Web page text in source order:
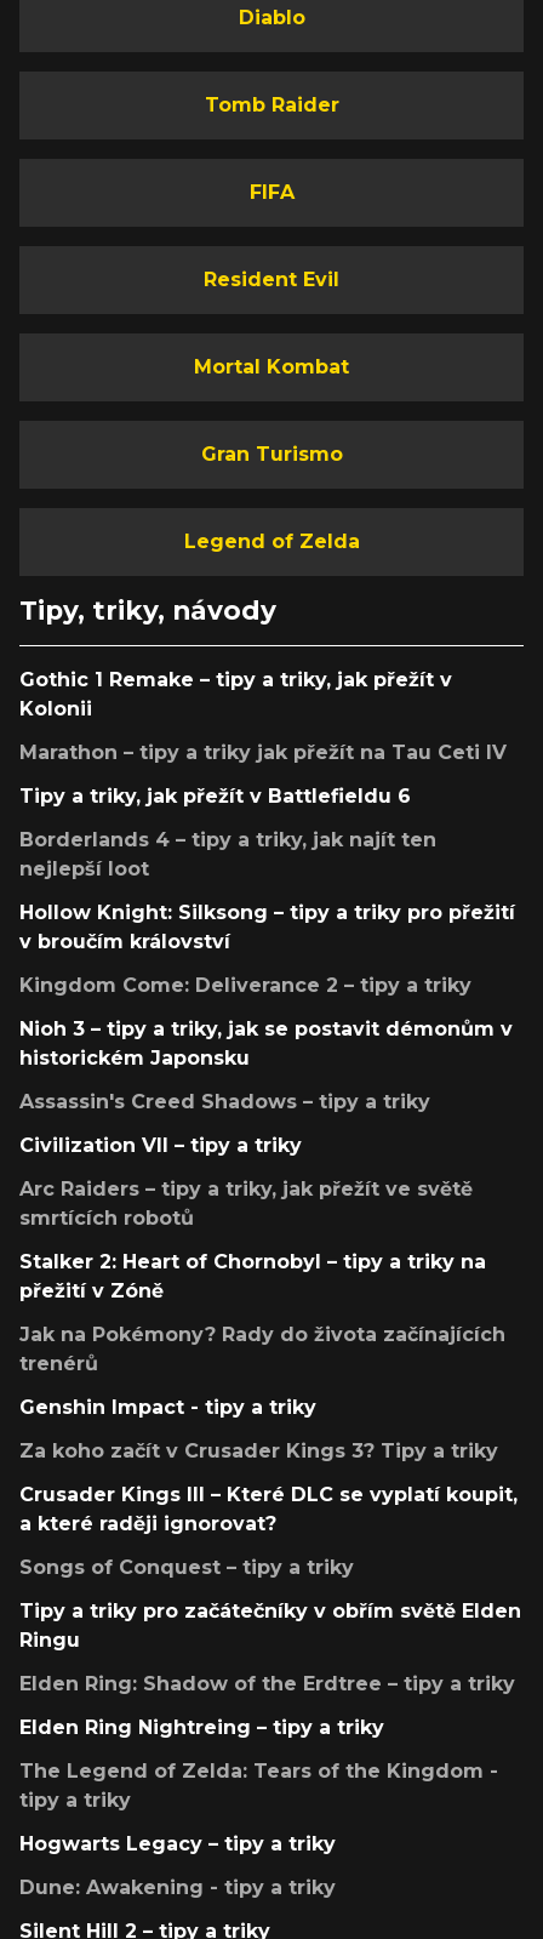
Diablo
Tomb Raider
FIFA
Resident Evil
Mortal Kombat
Gran Turismo
Legend of Zelda
Tipy, triky, návody
Gothic 1 Remake – tipy a triky, jak přežít v
Kolonii
Marathon – tipy a triky jak přežít na Tau Ceti IV
Tipy a triky, jak přežít v Battlefieldu 6
Borderlands 4 – tipy a triky, jak najít ten
nejlepší loot
Hollow Knight: Silksong – tipy a triky pro přežití
v broučím království
Kingdom Come: Deliverance 2 – tipy a triky
Nioh 3 – tipy a triky, jak se postavit démonům v
historickém Japonsku
Assassin's Creed Shadows – tipy a triky
Civilization VII – tipy a triky
Arc Raiders – tipy a triky, jak přežít ve světě
smrtících robotů
Stalker 2: Heart of Chornobyl – tipy a triky na
přežití v Zóně
Jak na Pokémony? Rady do života začínajících
trenérů
Genshin Impact - tipy a triky
Za koho začít v Crusader Kings 3? Tipy a triky
Crusader Kings III – Které DLC se vyplatí koupit,
a které raději ignorovat?
Songs of Conquest – tipy a triky
Tipy a triky pro začátečníky v obřím světě Elden
Ringu
Elden Ring: Shadow of the Erdtree – tipy a triky
Elden Ring Nightreing – tipy a triky
The Legend of Zelda: Tears of the Kingdom -
tipy a triky
Hogwarts Legacy – tipy a triky
Dune: Awakening - tipy a triky
Silent Hill 2 – tipy a triky